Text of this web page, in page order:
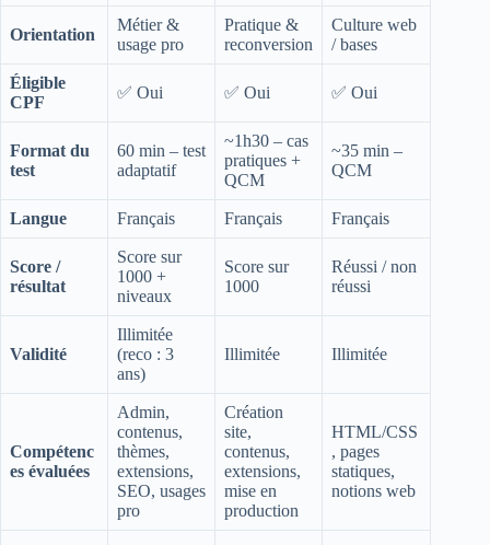
Orientation
Métier &
usage pro
Pratique &
reconversion
Culture web
/ bases
Éligible
CPF
✅ Oui ✅ Oui ✅ Oui
Format du
test
60 min – test
adaptatif
~1h30 – cas
pratiques +
QCM
~35 min –
QCM
Langue Français Français Français
Score /
résultat
Score sur
1000 +
niveaux
Score sur
1000
Réussi / non
réussi
Validité
Illimitée
(reco : 3
ans)
Illimitée Illimitée
Compétenc
es évaluées
Admin,
contenus,
thèmes,
extensions,
SEO, usages
pro
Création
site,
contenus,
extensions,
mise en
production
HTML/CSS
, pages
statiques,
notions web